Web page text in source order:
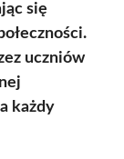
się
uczniów
każdy